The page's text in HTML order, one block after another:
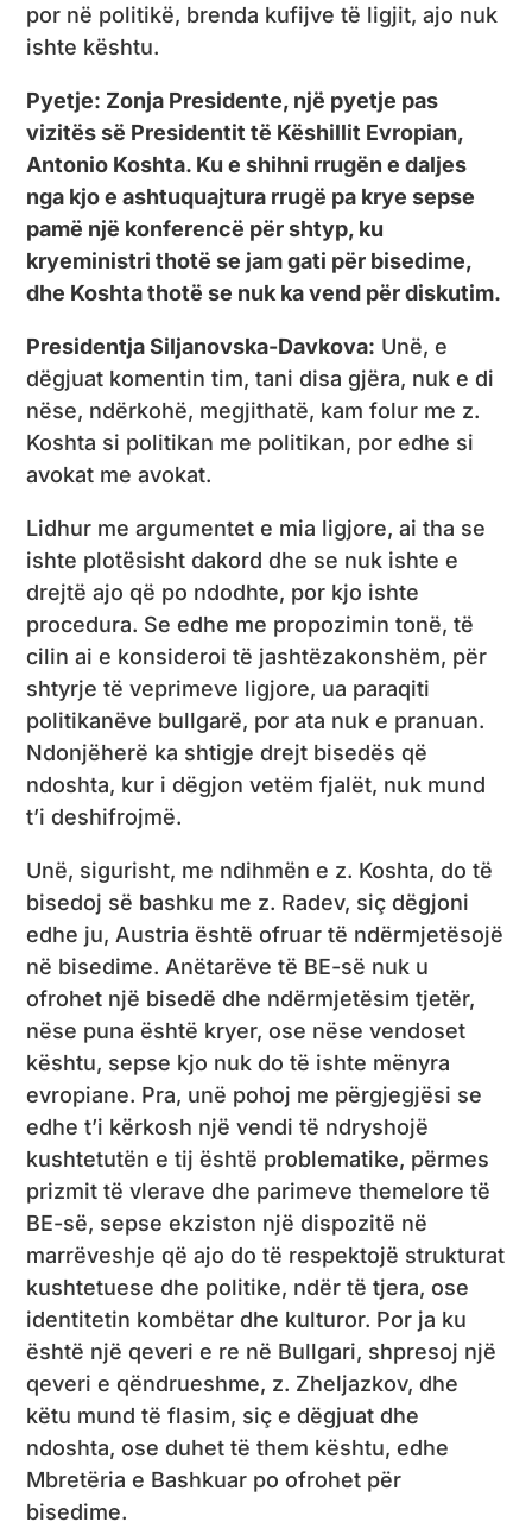
por në politikë, brenda kufijve të ligjit, ajo nuk
ishte kështu.
Pyetje: Zonja Presidente, një pyetje pas
vizitës së Presidentit të Këshillit Evropian,
Antonio Koshta. Ku e shihni rrugën e daljes
nga kjo e ashtuquajtura rrugë pa krye sepse
pamë një konferencë për shtyp, ku
kryeministri thotë se jam gati për bisedime,
dhe Koshta thotë se nuk ka vend për diskutim.
Presidentja Siljanovska-Davkova: Unë, e
dëgjuat komentin tim, tani disa gjëra, nuk e di
nëse, ndërkohë, megjithatë, kam folur me z.
Koshta si politikan me politikan, por edhe si
avokat me avokat.
Lidhur me argumentet e mia ligjore, ai tha se
ishte plotësisht dakord dhe se nuk ishte e
drejtë ajo që po ndodhte, por kjo ishte
procedura. Se edhe me propozimin tonë, të
cilin ai e konsideroi të jashtëzakonshëm, për
shtyrje të veprimeve ligjore, ua paraqiti
politikanëve bullgarë, por ata nuk e pranuan.
Ndonjëherë ka shtigje drejt bisedës që
ndoshta, kur i dëgjon vetëm fjalët, nuk mund
t’i deshifrojmë.
Unë, sigurisht, me ndihmën e z. Koshta, do të
bisedoj së bashku me z. Radev, siç dëgjoni
edhe ju, Austria është ofruar të ndërmjetësojë
në bisedime. Anëtarëve të BE-së nuk u
ofrohet një bisedë dhe ndërmjetësim tjetër,
nëse puna është kryer, ose nëse vendoset
kështu, sepse kjo nuk do të ishte mënyra
evropiane. Pra, unë pohoj me përgjegjësi se
edhe t’i kërkosh një vendi të ndryshojë
kushtetutën e tij është problematike, përmes
prizmit të vlerave dhe parimeve themelore të
BE-së, sepse ekziston një dispozitë në
marrëveshje që ajo do të respektojë strukturat
kushtetuese dhe politike, ndër të tjera, ose
identitetin kombëtar dhe kulturor. Por ja ku
është një qeveri e re në Bullgari, shpresoj një
qeveri e qëndrueshme, z. Zheljazkov, dhe
këtu mund të flasim, siç e dëgjuat dhe
ndoshta, ose duhet të them kështu, edhe
Mbretëria e Bashkuar po ofrohet për
bisedime.